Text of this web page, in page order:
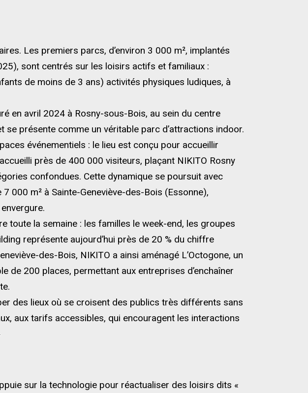
Les premiers parcs, d’environ 3 000 m², implantés
sont centrés sur les loisirs actifs et familiaux :
de moins de 3 ans) activités physiques ludiques, à
en avril 2024 à Rosny-sous-Bois, au sein du centre
se présente comme un véritable parc d’attractions indoor.
événementiels : le lieu est conçu pour accueillir
près de 400 000 visiteurs, plaçant NIKITO Rosny
confondues. Cette dynamique se poursuit avec
000 m² à Sainte-Geneviève-des-Bois (Essonne),
toute la semaine : les familles le week-end, les groupes
représente aujourd’hui près de 20 % du chiffre
des-Bois, NIKITO a ainsi aménagé L’Octogone, un
de 200 places, permettant aux entreprises d’enchaîner
des lieux où se croisent des publics très différents sans
aux tarifs accessibles, qui encouragent les interactions
sur la technologie pour réactualiser des loisirs dits «